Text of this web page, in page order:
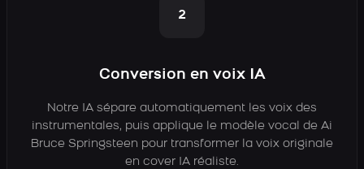
2
Conversion en voix IA
Notre IA sépare automatiquement les voix des
instrumentales, puis applique le modèle vocal de Ai
Bruce Springsteen pour transformer la voix originale
en cover IA réaliste.